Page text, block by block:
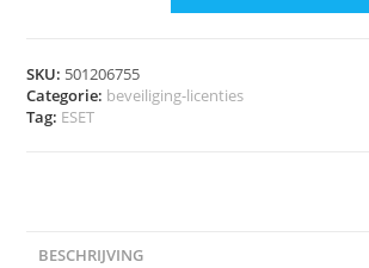
SKU: 501206755
Categorie: beveiliging-licenties
Tag: ESET
BESCHRIJVING